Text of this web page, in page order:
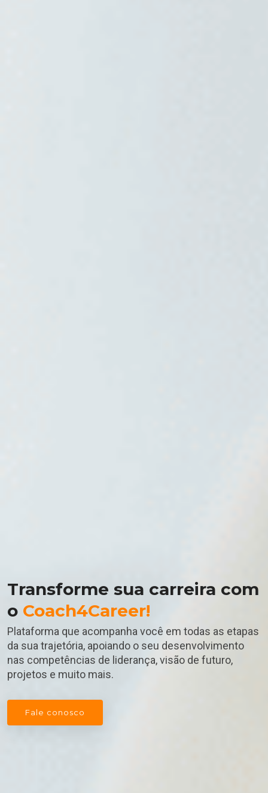
Transforme sua carreira com
o Coach4Career!
Plataforma que acompanha você em todas as etapas
da sua trajetória, apoiando o seu desenvolvimento
nas competências de liderança, visão de futuro,
projetos e muito mais.
Fale conosco